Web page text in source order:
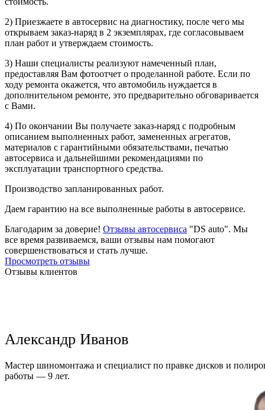
2) Приезжаете в автосервис на диагностику, после чего мы
открываем заказ-наряд в 2 экземплярах, где согласовываем
план работ и утверждаем стоимость.
3) Наши специалисты реализуют намеченный план,
предоставляя Вам фотоотчет о проделанной работе. Если по
ходу ремонта окажется, что автомобиль нуждается в
дополнительном ремонте, это предварительно обговаривается
с Вами.
4) По окончании Вы получаете заказ-наряд с подробным
описанием выполненных работ, замененных агрегатов,
материалов с гарантийными обязательствами, печатью
автосервиса и дальнейшими рекомендациями по
эксплуатации транспортного средства.
Производство запланированных работ.
Даем гарантию на все выполненные работы в автосервисе.
Благодарим за доверие! Отзывы автосервиса "DS auto". Мы
все время развиваемся, ваши отзывы нам помогают
совершенствоваться и стать лучше.
Просмотреть отзывы
Отзывы клиентов
Александр Иванов
Мастер шиномонтажа и специалист по правке дисков и
работы — 9 лет.